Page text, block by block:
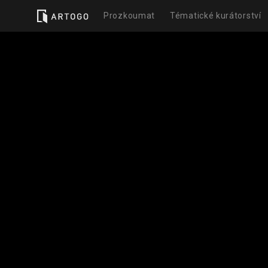
Prozkoumat Tématické kurátorství